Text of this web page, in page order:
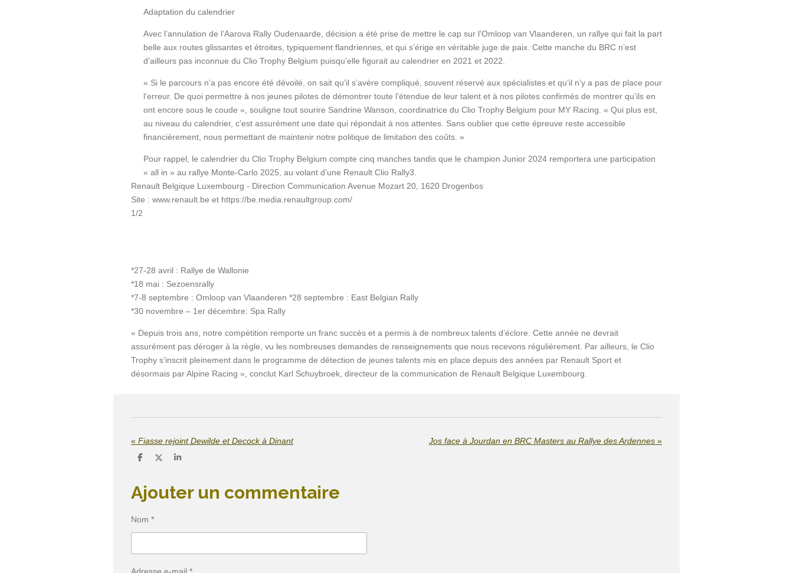
Adaptation du calendrier
Avec l’annulation de l’Aarova Rally Oudenaarde, décision a été prise de mettre le cap sur l’Omloop van Vlaanderen, un rallye qui fait la part
belle aux routes glissantes et étroites, typiquement flandriennes, et qui s’érige en véritable juge de paix. Cette manche du BRC n’est
d’ailleurs pas inconnue du Clio Trophy Belgium puisqu’elle figurait au calendrier en 2021 et 2022.
« Si le parcours n’a pas encore été dévoilé, on sait qu’il s’avère compliqué, souvent réservé aux spécialistes et qu’il n’y a pas de place pour
l’erreur. De quoi permettre à nos jeunes pilotes de démontrer toute l’étendue de leur talent et à nos pilotes confirmés de montrer qu’ils en
ont encore sous le coude », souligne tout sourire Sandrine Wanson, coordinatrice du Clio Trophy Belgium pour MY Racing. « Qui plus est,
au niveau du calendrier, c’est assurément une date qui répondait à nos attentes. Sans oublier que cette épreuve reste accessible
financièrement, nous permettant de maintenir notre politique de limitation des coûts. »
Pour rappel, le calendrier du Clio Trophy Belgium compte cinq manches tandis que le champion Junior 2024 remportera une participation
« all in » au rallye Monte-Carlo 2025, au volant d’une Renault Clio Rally3.
Renault Belgique Luxembourg - Direction Communication Avenue Mozart 20, 1620 Drogenbos
Site : www.renault.be et https://be.media.renaultgroup.com/
1/2
*27-28 avril : Rallye de Wallonie
*18 mai : Sezoensrally
*7-8 septembre : Omloop van Vlaanderen *28 septembre : East Belgian Rally
*30 novembre – 1er décembre: Spa Rally
« Depuis trois ans, notre compétition remporte un franc succès et a permis à de nombreux talents d’éclore. Cette année ne devrait
assurément pas déroger à la règle, vu les nombreuses demandes de renseignements que nous recevons régulièrement. Par ailleurs, le Clio
Trophy s’inscrit pleinement dans le programme de détection de jeunes talents mis en place depuis des années par Renault Sport et
désormais par Alpine Racing », conclut Karl Schuybroek, directeur de la communication de Renault Belgique Luxembourg.
« Fiasse rejoint Dewilde et Decock à Dinant Jos face à Jourdan en BRC Masters au Rallye des Ardennes »
P
a
g
r
P
a
P
a
Ajouter un commentaire
Nom *
Adresse e-mail *